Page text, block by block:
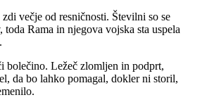
zdi večje od resničnosti. Številni so se
toda Rama in njegova vojska sta uspela
bolečino. Ležeč zlomljen in podprt,
da bo lahko pomagal, dokler ni storil,